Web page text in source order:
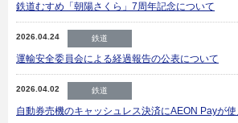
鉄道むすめ「朝陽さくら」7周年記念について
2026.04.24 鉄道
運輸安全委員会による経過報告の公表について
2026.04.02 鉄道
自動券売機のキャッシュレス決済にAEON Payが